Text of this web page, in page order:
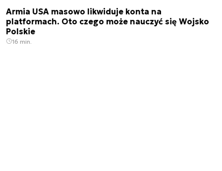
Armia USA masowo likwiduje konta na
platformach. Oto czego może nauczyć się Wojsko
Polskie
16 min.